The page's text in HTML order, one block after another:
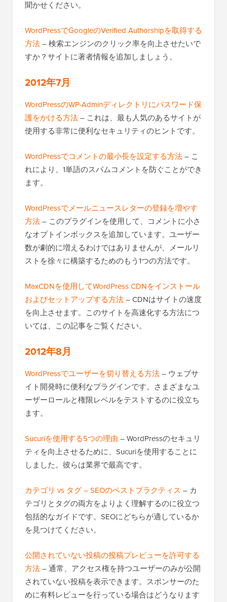
聞かせください。
WordPressでGoogleのVerified Authorshipを取得する
方法– 検索エンジンのクリック率を向上させたいで
すか？サイトに著者情報を追加しましょう。
2012年7月
WordPressのWP-Adminディレクトリにパスワード保
護をかける方法– これは、最も人気のあるサイトが
使用する非常に便利なセキュリティのヒントです。
WordPressでコメントの最小長を設定する方法– こ
れにより、1単語のスパムコメントを防ぐことができ
ます。
WordPressでメールニュースレターの登録を増やす
方法– このプラグインを使用して、コメントに小さ
なオプトインボックスを追加しています。ユーザー
数が劇的に増えるわけではありませんが、メールリ
ストを徐々に構築するためのもう1つの方法です。
MaxCDNを使用してWordPress CDNをインストール
およびセットアップする方法– CDNはサイトの速度
を向上させます。このサイトを高速化する方法につ
いては、この記事をご覧ください。
2012年8月
WordPressでユーザーを切り替える方法– ウェブサ
イト開発時に便利なプラグインです。さまざまなユ
ーザーロールと権限レベルをテストするのに役立ち
ます。
Sucuriを使用する5つの理由 – WordPressのセキュリ
ティを向上させるために、Sucuriを使用することに
しました。彼らは業界で最高です。
カテゴリ vs タグ – SEOのベストプラクティス – カ
テゴリとタグの両方をよりよく理解するのに役立つ
包括的なガイドです。SEOにどちらが適しているか
を見つけてください。
公開されていない投稿の投稿プレビューを許可する
方法– 通常、アクセス権を持つユーザーのみが公開
されていない投稿を表示できます。スポンサーのた
めに有料レビューを行っている場合はどうなります